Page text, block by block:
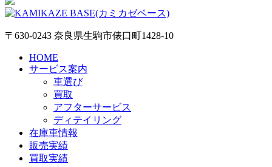
〒630-0243 奈良県生駒市俵口町1428-10
HOME
サービス案内
車選び
買取
アフターサービス
ディテイリング
在庫車情報
販売実績
買取実績